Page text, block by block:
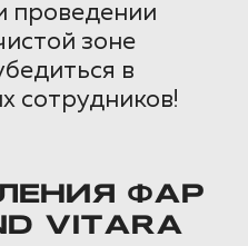
проведении
зоне
в
сотрудников!
ФАР
VITARA